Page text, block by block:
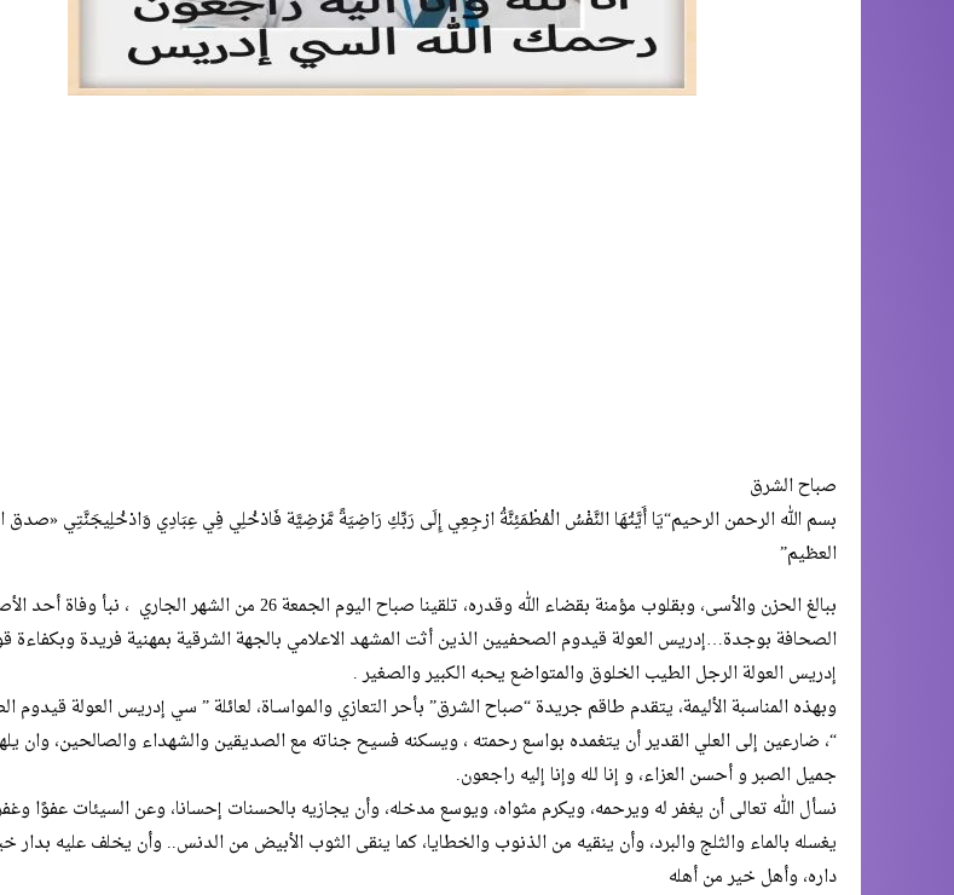
صباح الشرق
بسم الله الرحمن الرحيم“يَا أَيَّتُهَا النَّفْسُ الْمُطْمَئِنَّةُ ارْجِعِي إِلَى رَبِّكِ رَاضِيَةً مَّرْضِيَّة فَادْخُلِي فِي عِبَادِي وَادْخُلِيجَنَّتِي «صدق
العظيم”
ببالغ الحزن والأسى، وبقلوب مؤمنة بقضاء الله وقدره، تلقينا صباح اليوم الجمعة 26 من الشهر
الصحافة بوجدة…إدريس العولة قيدوم الصحفيين الذين أثت المشهد الاعلامي بالجهة الشرقية بمهنية فريدة وبكفاءة
إدريس العولة الرجل الطيب الخلوق والمتواضع يحبه الكبير والصغير .
وبهذه المناسبة الأليمة، يتقدم طاقم جريدة “صباح الشرق” بأحر التعازي والمواسـاة، لعائلة ” سي إدريس العولة قيدوم
“، ضارعين إلى العلي القدير أن يتغمده بواسع رحمته ، ويسكنه فسيح جناته مع الصديقين والشهداء والصالحين، وان
جميل الصبر و أحسن العزاء، و إنا لله وإنا إليه راجعون.
نسأل الله تعالى أن يغفر له ويرحمه، ويكرم مثواه، ويوسع مدخله، وأن يجازيه بالحسنات إحسانا، وعن السيئات عفوًا
يغسله بالماء والثلج والبرد، وأن ينقيه من الذنوب والخطايا، كما ينقى الثوب الأبيض من الدنس.. وأن يخلف عليه بدار
داره، وأهل خير من أهله